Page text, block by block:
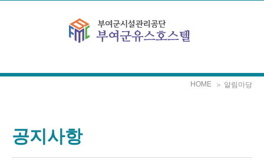
HOME ＞ 알림마당
공지사항